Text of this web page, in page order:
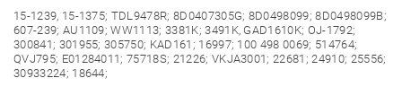
15-1239, 15-1375; TDL9478R; 8D0407305G; 8D0498099; 8D0498099B;
607-239; AU1109; WW1113; 3381K; 3491K, GAD1610K; OJ-1792;
300841; 301955; 305750; KAD161; 16997; 100 498 0069; 514764;
QVJ795; E01284011; 75718S; 21226; VKJA3001; 22681; 24910; 25556;
30933224; 18644;